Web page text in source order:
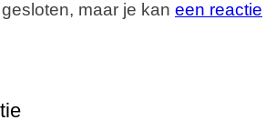
maar je kan een reactie